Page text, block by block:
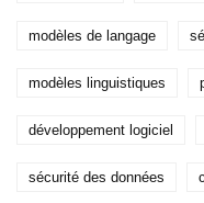
modèles de langage
modèles linguistiques
développement logiciel
sécurité des données